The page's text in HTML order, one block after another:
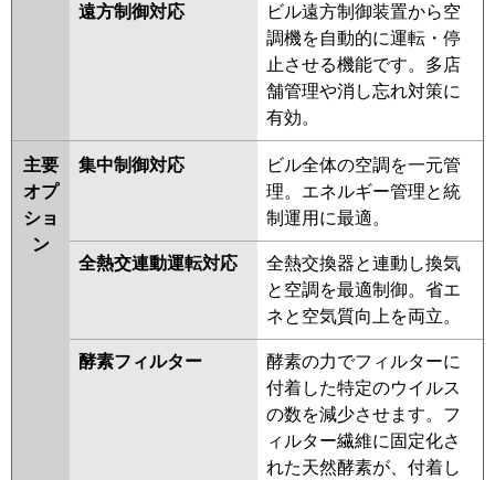
遠方制御対応
ビル遠方制御装置から空
調機を自動的に運転・停
止させる機能です。多店
舗管理や消し忘れ対策に
有効。
主要
オプ
ショ
ン
集中制御対応
ビル全体の空調を一元管
理。エネルギー管理と統
制運用に最適。
全熱交連動運転対応
全熱交換器と連動し換気
と空調を最適制御。省エ
ネと空気質向上を両立。
酵素フィルター
酵素の力でフィルターに
付着した特定のウイルス
の数を減少させます。フ
ィルター繊維に固定化さ
れた天然酵素が、付着し